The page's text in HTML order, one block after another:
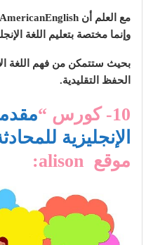
وإنما مختصة بتعليم اللغة
بحيث ستتمكن من فهم اللغة
الحفظ التقليدية.
10- كورس “
الإنجليزية
موقع alison: